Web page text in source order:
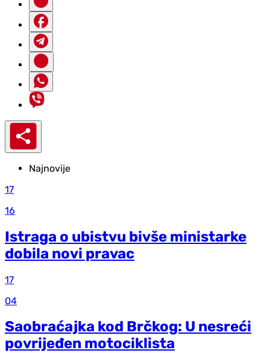
Najnovije
17
16
Istraga o ubistvu bivše ministarke
dobila novi pravac
17
04
Saobraćajka kod Brčkog: U nesreći
povrijeđen motociklista